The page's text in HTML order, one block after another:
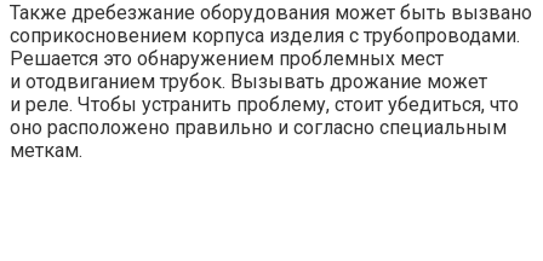
Также дребезжание оборудования может быть вызвано
соприкосновением корпуса изделия с трубопроводами.
Решается это обнаружением проблемных мест
и отодвиганием трубок. Вызывать дрожание может
и реле. Чтобы устранить проблему, стоит убедиться, что
оно расположено правильно и согласно специальным
меткам.